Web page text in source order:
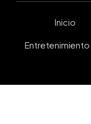
Inicio
Entretenimiento